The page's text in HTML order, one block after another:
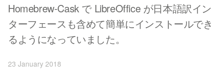
Homebrew-Cask で LibreOffice が日本語訳イン
ターフェースも含めて簡単にインストールでき
るようになっていました。
23 January 2018